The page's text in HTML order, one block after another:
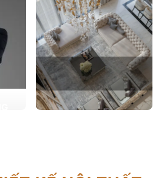
Cung cấp các giải pháp
theo phong cách sống với
thiết kế nội thất thông minh
mang tính thẩm mỹ cao
Xem chi tiết